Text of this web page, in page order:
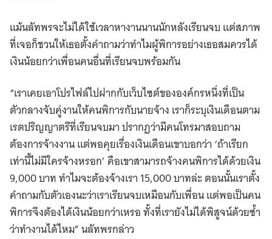
แม้นลัทพรจะไม่ได้ใช้เวลาหางานนานนักหลังเรียนจบ แต่สภาพ
ที่เจอก็ชวนให้เธอตั้งคำถามว่าทำไมผู้พิการอย่างเธอสมควรได้
เงินน้อยกว่าเพื่อนคนอื่นที่เรียนจบพร้อมกัน
“เราเคยเอาโปรไฟล์ไปฝากกับเว็บไซต์ขององค์กรหนึ่งที่เป็น
ตัวกลางจับคู่งานให้คนพิการกับนายจ้าง เราก็ระบุเงินเดือนตาม
เรตปริญญาตรีที่เรียนจบมา ปรากฏว่ามีคนโทรมาสอบถาม
ต้องการจ้างงาน แต่พอคุยเรื่องเงินเดือนเขาบอกว่า ‘ถ้าเรียก
เท่านี้ไม่มีใครจ้างหรอก’ คือเขาสามารถจ้างคนพิการได้ด้วยเงิน
9,000 บาท ทำไมจะต้องจ้างเรา 15,000 บาทล่ะ ตอนนั้นเราตั้ง
คำถามกับตัวเองนะว่าเราเรียนจบเหมือนกับเพื่อน แต่พอเป็นคน
พิการจึงต้องได้เงินน้อยกว่าเหรอ ทั้งที่เรายังไม่ได้พิสูจน์ด้วยซ้ำ
ว่าทำงานได้ไหม” นลัทพรกล่าว